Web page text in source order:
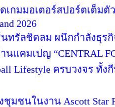
เกมมอเตอร์สปอร์ตเต็มตั
2026
ทรัลชิดลม ผนึกกำลังธุร
แคมเปญ “CENTRAL
Lifestyle ครบวงจร ทั้
ชนในงาน Ascott Star